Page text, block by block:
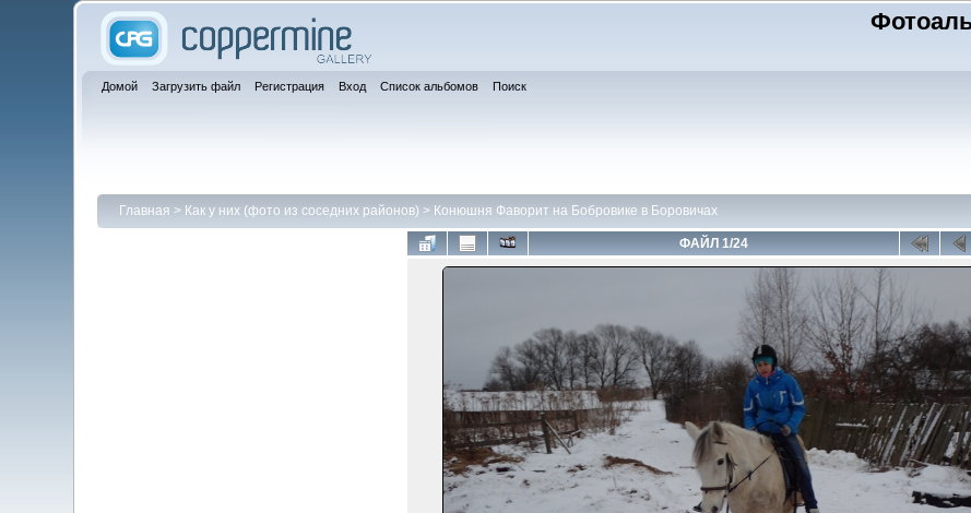
Домой Загрузить файл Регистрация Вход Список альбомов Поиск
Главная > Как у них (фото из соседних районов) > Конюшня Фаворит на Бобровике в Боровичах
ФАЙЛ 1/24